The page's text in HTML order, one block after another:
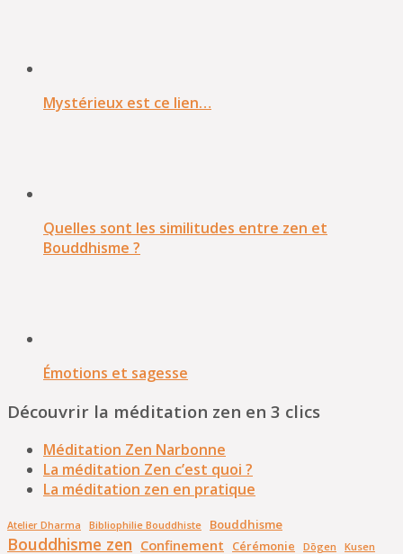
Mystérieux est ce lien…
Quelles sont les similitudes entre zen et
Bouddhisme ?
Émotions et sagesse
Découvrir la méditation zen en 3 clics
Méditation Zen Narbonne
La méditation Zen c’est quoi ?
La méditation zen en pratique
Atelier Dharma Bibliophilie Bouddhiste Bouddhisme
Bouddhisme zen Confinement Cérémonie Dōgen Kusen